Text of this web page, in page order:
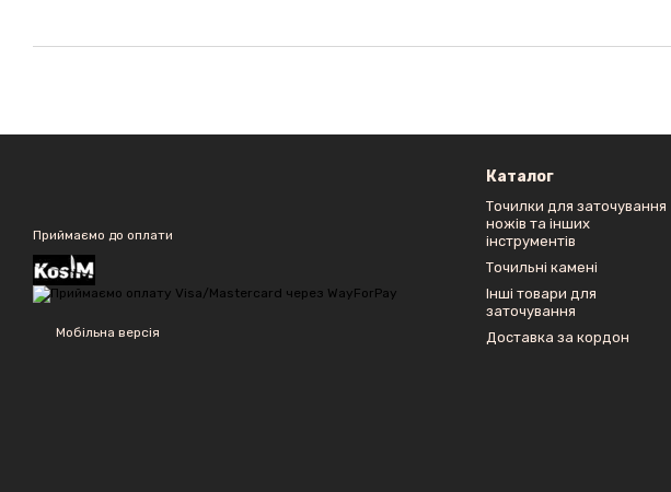
Приймаємо до оплати
Мобільна версія
Каталог
Точилки для заточування
ножів та інших
інструментів
Точильні камені
Інші товари для
заточування
Доставка за кордон